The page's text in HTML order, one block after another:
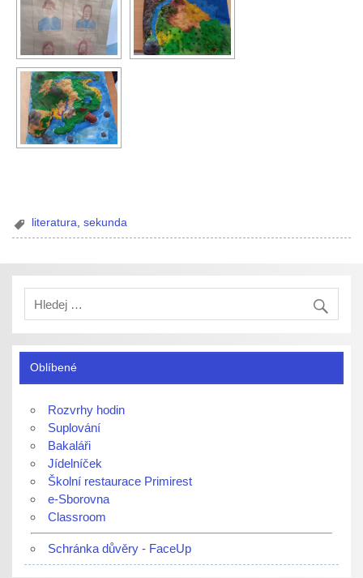
literatura,sekunda
Oblíbené
Rozvrhy hodin
Suplování
Bakaláři
Jídelníček
Školní restaurace Primirest
e-Sborovna
Classroom
Schránka důvěry - FaceUp